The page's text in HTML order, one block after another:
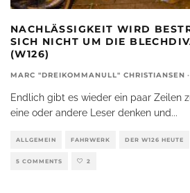
NACHLÄSSIGKEIT WIRD
SICH NICHT UM DIE
(W126)
MARC "DREIKOMMANULL" CHRISTIANSEN ·
Endlich gibt es wieder ein paar Zeilen
eine oder andere Leser denken und...
ALLGEMEIN FAHRWERK DER W126 HEUTE
5 COMMENTS 2